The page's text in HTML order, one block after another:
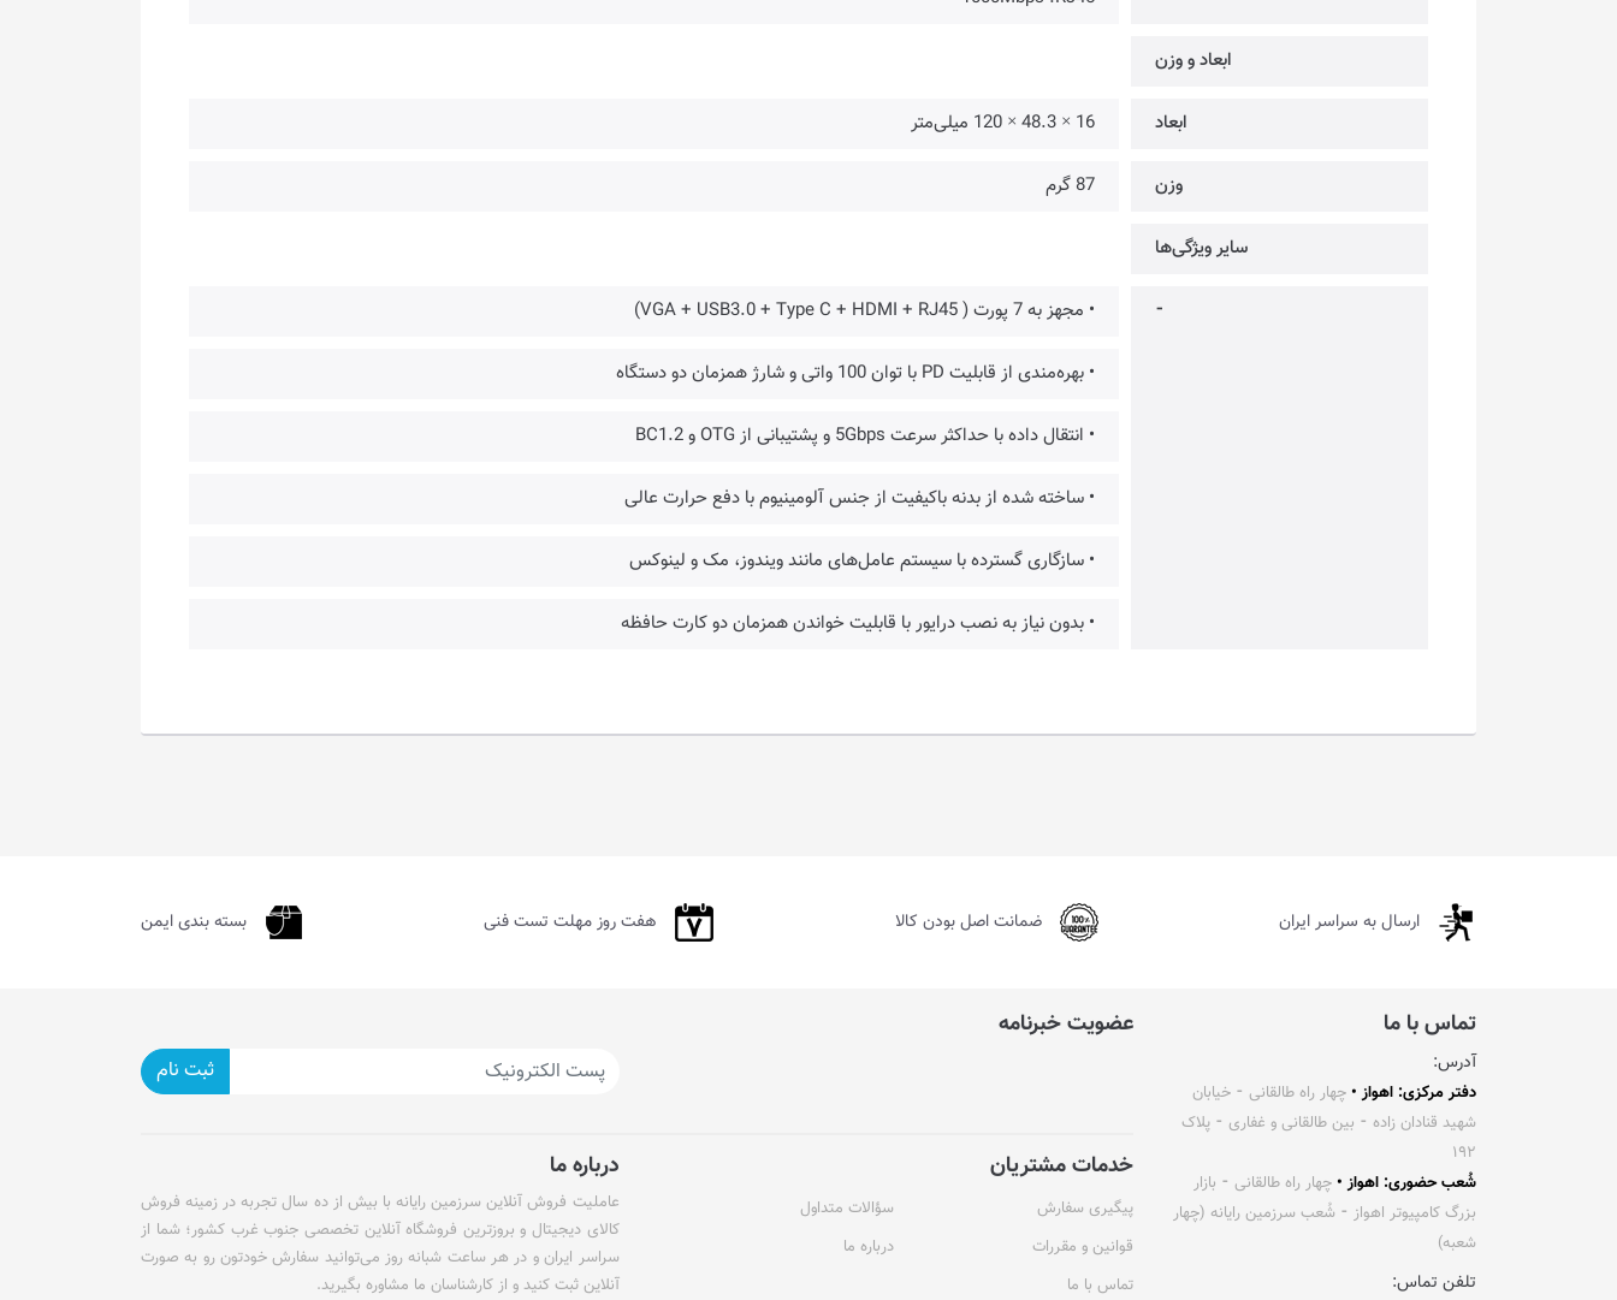
ابعاد و وزن
ابعاد 16 × 48.3 × 120 میلی‌متر
وزن 87 گرم
سایر ویژگی‌ها
⁃ • مجهز به 7 پورت ( VGA + USB3.0 + Type C + HDMI + RJ45)
• بهره‌مندی از قابلیت PD با توان 100 واتی و شارژ همزمان دو دستگاه
• انتقال داده با حداکثر سرعت 5Gbps و پشتیبانی از OTG و BC1.2
• ساخته شده از بدنه باکیفیت از جنس آلومینیوم با دفع حرارت عالی
• سازگاری گسترده با سیستم عامل‌های مانند ویندوز، مک و لینوکس
• بدون نیاز به نصب درایور با قابلیت خواندن همزمان دو کارت حافظه
ارسال به سراسر ایران ضمانت اصل بودن کالا هفت روز مهلت تست فنی بسته بندی ایمن
تماس با ما
آدرس:
دفتر مرکزی: اهواز • چهار راه طالقانی ⁃ خیابان
شهید قنادان زاده ⁃ بین طالقانی و غفاری ⁃ پلاک
۱۹۲
شُعب حضوری: اهواز • چهار راه طالقانی ⁃ بازار
بزرگ کامپیوتر اهواز ⁃ شُعب سرزمین رایانه (چهار
شعبه)
تلفن تماس:
عضویت خبرنامه
ثبت نام
خدمات مشتریان
پیگیری سفارش
سؤالات متداول
قوانین و مقررات
درباره ما
تماس با ما
درباره ما
عاملیت فروش آنلاین سرزمین رایانه با بیش از ده سال تجربه در زمینه فروش
کالای دیجیتال و بروزترین فروشگاه آنلاین تخصصی جنوب غرب کشور؛ شما از
سراسر ایران و در هر ساعت شبانه روز می‌توانید سفارش خودتون رو به صورت
آنلاین ثبت کنید و از کارشناسان ما مشاوره بگیرید.